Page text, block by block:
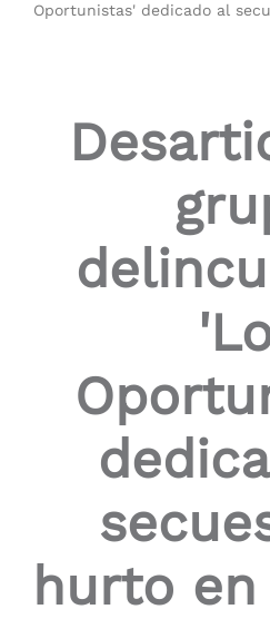
Accessibility
Oportunistas' dedicado al
hurto